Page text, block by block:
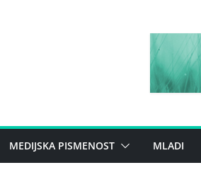
MEDIJSKA PISMENOST MLADI